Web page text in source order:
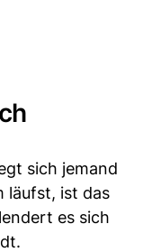
sich jemand
läufst, ist das
es sich